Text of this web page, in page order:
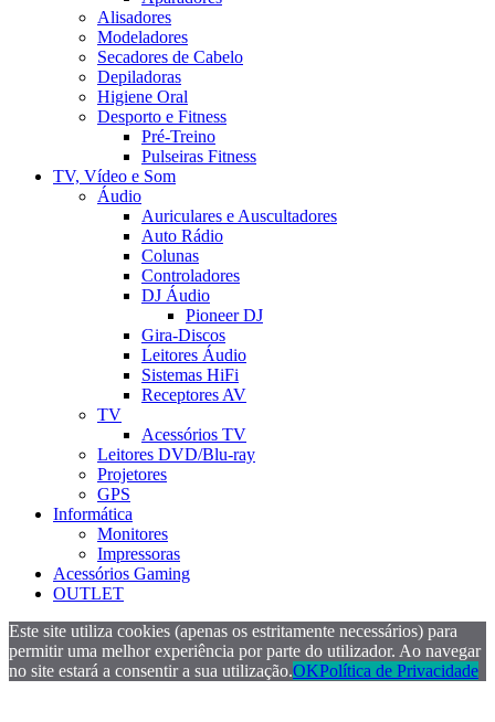
Alisadores
Modeladores
Secadores de Cabelo
Depiladoras
Higiene Oral
Desporto e Fitness
Pré-Treino
Pulseiras Fitness
TV, Vídeo e Som
Áudio
Auriculares e Auscultadores
Auto Rádio
Colunas
Controladores
DJ Áudio
Pioneer DJ
Gira-Discos
Leitores Áudio
Sistemas HiFi
Receptores AV
TV
Acessórios TV
Leitores DVD/Blu-ray
Projetores
GPS
Informática
Monitores
Impressoras
Acessórios Gaming
OUTLET
Este site utiliza cookies (apenas os estritamente necessários) para
permitir uma melhor experiência por parte do utilizador. Ao navegar
no site estará a consentir a sua utilização.OKPolítica de Privacidade